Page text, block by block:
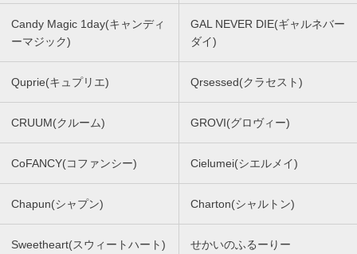
Candy Magic 1day(キャンディ
ーマジック)
GAL NEVER DIE(ギャルネバー
ダイ)
Quprie(キュプリエ) Qrsessed(クラセスト)
CRUUM(クルーム) GROVI(グロヴィー)
CoFANCY(コファンシー) Cielumei(シエルメイ)
Chapun(シャプン) Charton(シャルトン)
Sweetheart(スウィートハート) せかいのふるーりー